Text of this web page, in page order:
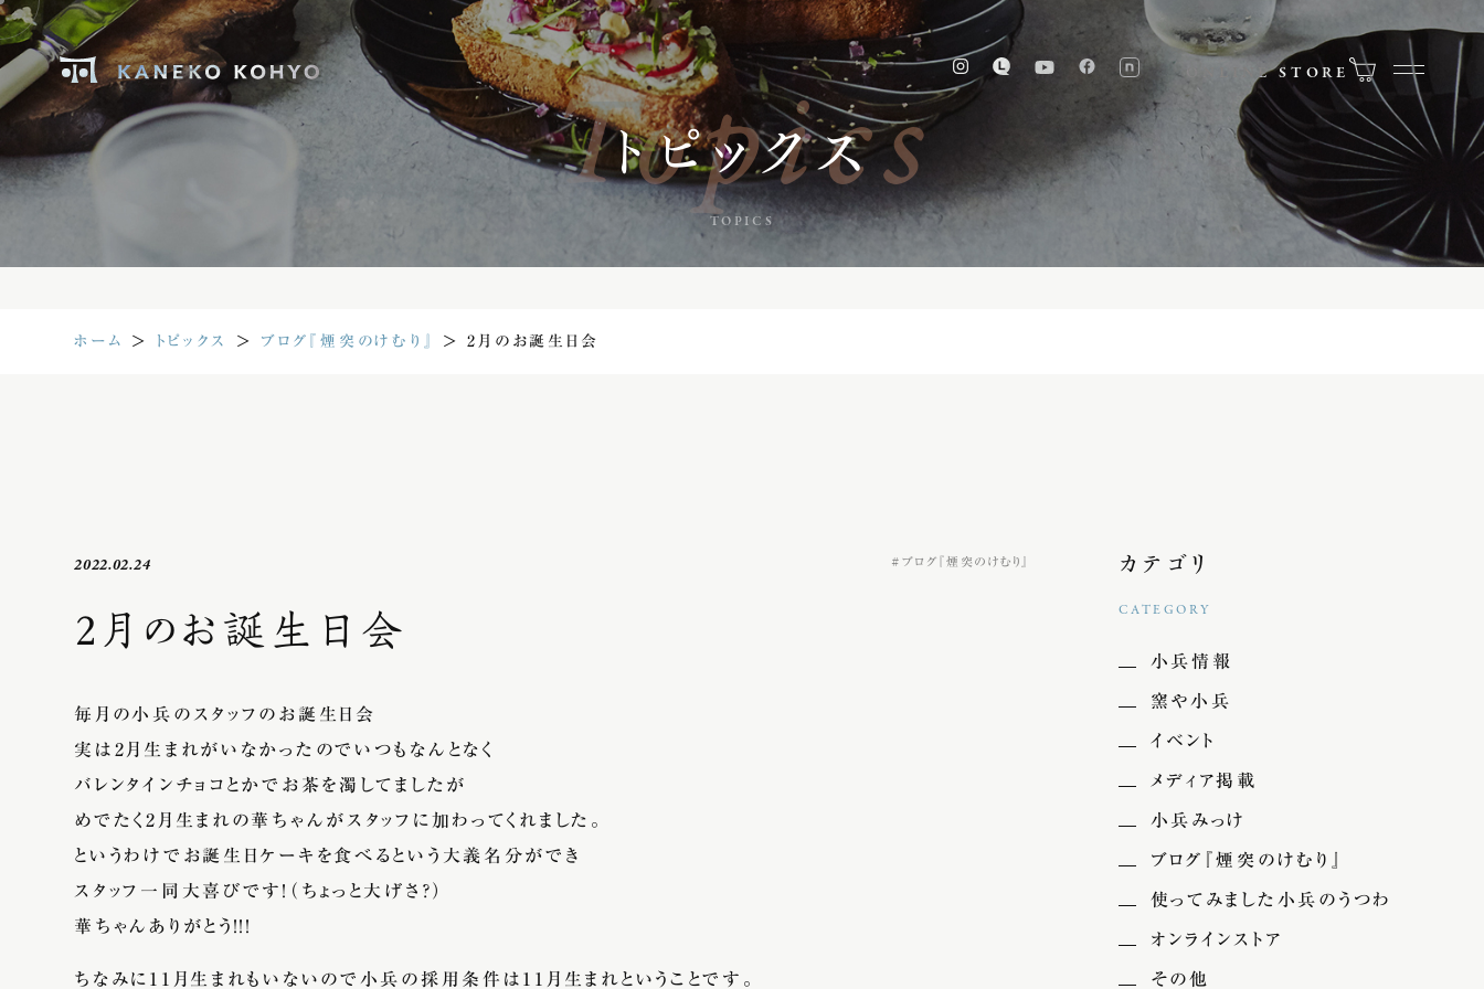
ONLINE STORE
Topics
トピックス
TOPICS
ホーム ＞ トピックス ＞ ブログ『煙突のけむり』 ＞2月のお誕生日会
2022.02.24 ブログ『煙突のけむり』
2月のお誕生日会
毎月の小兵のスタッフのお誕生日会
実は2月生まれがいなかったのでいつもなんとなく
バレンタインチョコとかでお茶を濁してましたが
めでたく2月生まれの華ちゃんがスタッフに加わってくれました。
というわけでお誕生日ケーキを食べるという大義名分ができ
スタッフ一同大喜びです！（ちょっと大げさ？）
華ちゃんありがとう！！！
ちなみに11月生まれもいないので小兵の採用条件は11月生まれということです。
カテゴリ
CATEGORY
小兵情報
窯や小兵
イベント
メディア掲載
小兵みっけ
ブログ『煙突のけむり』
使ってみました小兵のうつわ
オンラインストア
その他